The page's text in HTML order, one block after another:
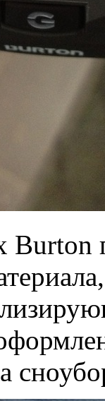
Burton